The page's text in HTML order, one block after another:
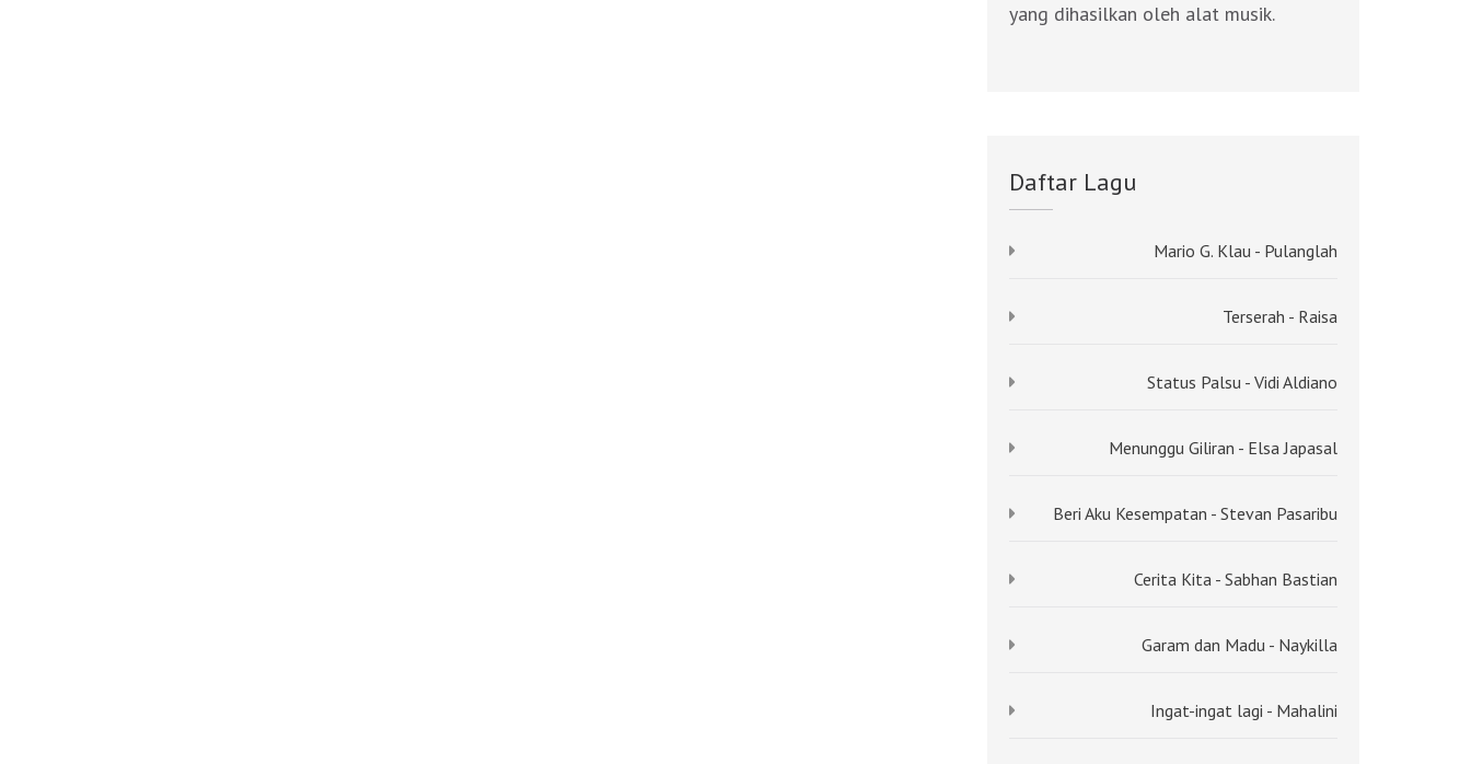
yang dihasilkan oleh alat musik.
Daftar Lagu
Mario G. Klau - Pulanglah
Terserah - Raisa
Status Palsu - Vidi Aldiano
Menunggu Giliran - Elsa Japasal
Beri Aku Kesempatan - Stevan Pasaribu
Cerita Kita - Sabhan Bastian
Garam dan Madu - Naykilla
Ingat-ingat lagi - Mahalini